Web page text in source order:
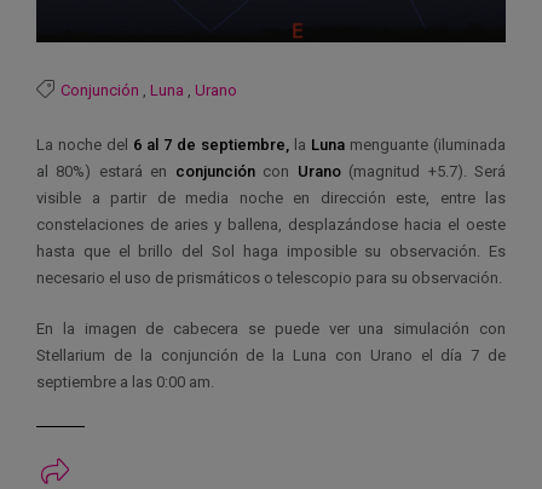
Conjunción Luna Urano
La noche del 6 al 7 de septiembre, la Luna menguante (iluminada
al 80%) estará en conjuncióncon Urano(magnitud +5.7). Será
visible a partir de media noche en dirección este, entre las
constelaciones de aries y ballena, desplazándose hacia el oeste
hasta que el brillo del Sol haga imposible su observación. Es
necesario el uso de prismáticos o telescopio para su observación.
En la imagen de cabecera se puede ver una simulación con
Stellarium de la conjunción de la Luna con Urano el día 7 de
septiembre a las 0:00 am.